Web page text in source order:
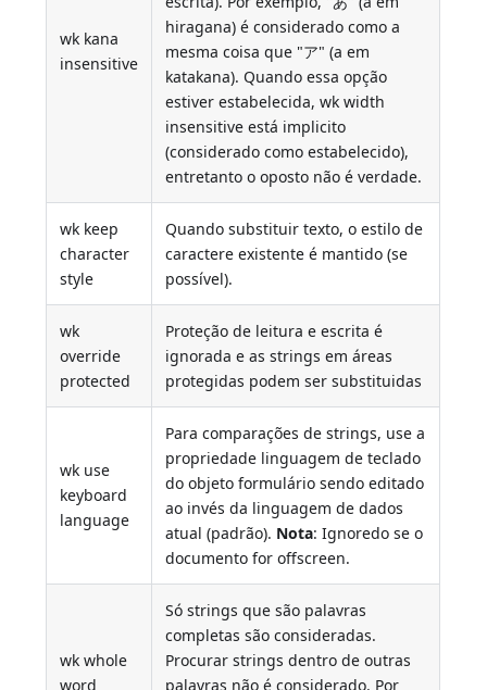
wk kana
insensitive
hiragana) é considerado como a
mesma coisa que "ア" (a em
katakana). Quando essa opção
estiver estabelecida, wk width
insensitive está implicito
(considerado como estabelecido),
entretanto o oposto não é verdade.
wk keep
character
style
Quando substituir texto, o estilo de
caractere existente é mantido (se
possível).
wk
override
protected
Proteção de leitura e escrita é
ignorada e as strings em áreas
protegidas podem ser substituidas
wk use
keyboard
language
Para comparações de strings, use a
propriedade linguagem de teclado
do objeto formulário sendo editado
ao invés da linguagem de dados
atual (padrão). Nota: Ignoredo se o
documento for offscreen.
wk whole
word
Só strings que são palavras
completas são consideradas.
Procurar strings dentro de outras
palavras não é considerado. Por